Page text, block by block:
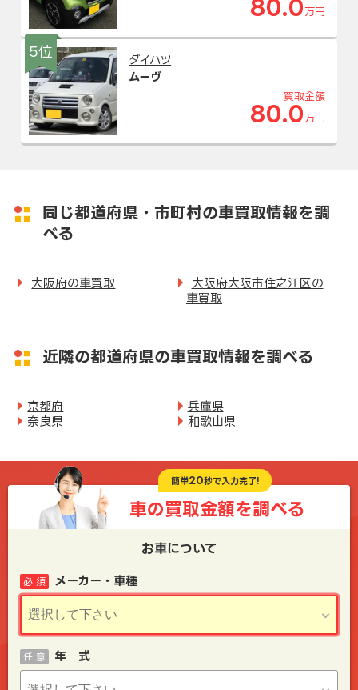
80.0 万円
5位
ダイハツ
ムーヴ
買取金額
80.0 万円
同じ都道府県・市町村の車買取情報を調
べる
大阪府の車買取
大阪府大阪市住之江区の
車買取
近隣の都道府県の車買取情報を調べる
京都府
兵庫県
奈良県
和歌山県
簡単20秒で入力完了!
車の買取金額を調べる
お車について
メーカー・車種
必 須
年 式
任 意